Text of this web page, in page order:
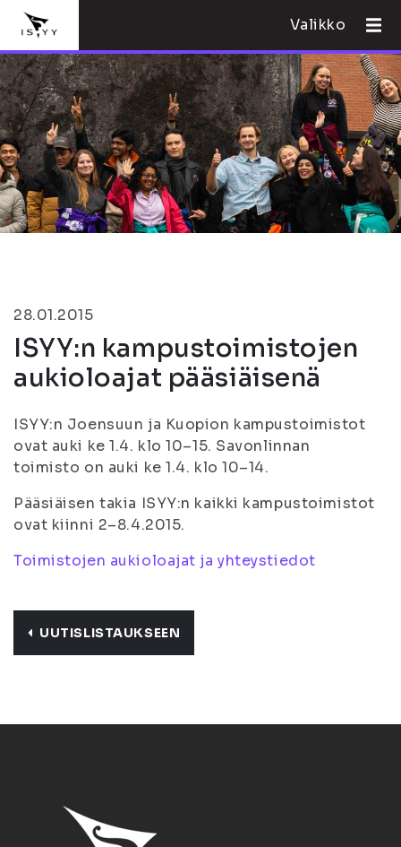
Valikko
28.01.2015
ISYY:n kampustoimistojen
aukioloajat pääsiäisenä
ISYY:n Joensuun ja Kuopion kampustoimistot
ovat auki ke 1.4. klo 10–15. Savonlinnan
toimisto on auki ke 1.4. klo 10–14.
Pääsiäisen takia ISYY:n kaikki kampustoimistot
ovat kiinni 2–8.4.2015.
Toimistojen aukioloajat ja yhteystiedot
UUTISLISTAUKSEEN